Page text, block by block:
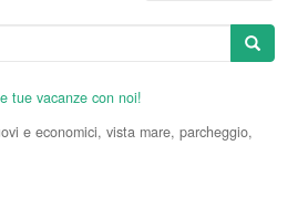
tue vacanze con noi!
e economici, vista mare, parcheggio,